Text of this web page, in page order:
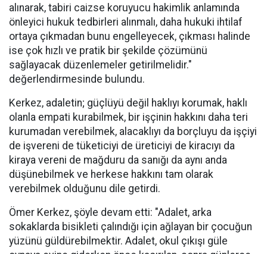
alınarak, tabiri caizse koruyucu hakimlik anlamında
önleyici hukuk tedbirleri alınmalı, daha hukuki ihtilaf
ortaya çıkmadan bunu engelleyecek, çıkması halinde
ise çok hızlı ve pratik bir şekilde çözümünü
sağlayacak düzenlemeler getirilmelidir."
değerlendirmesinde bulundu.
Kerkez, adaletin; güçlüyü değil haklıyı korumak, haklı
olanla empati kurabilmek, bir işçinin hakkını daha teri
kurumadan verebilmek, alacaklıyı da borçluyu da işçiyi
de işvereni de tüketiciyi de üreticiyi de kiracıyı da
kiraya vereni de mağduru da sanığı da aynı anda
düşünebilmek ve herkese hakkını tam olarak
verebilmek olduğunu dile getirdi.
Ömer Kerkez, şöyle devam etti: "Adalet, arka
sokaklarda bisikleti çalındığı için ağlayan bir çocuğun
yüzünü güldürebilmektir. Adalet, okul çıkışı güle